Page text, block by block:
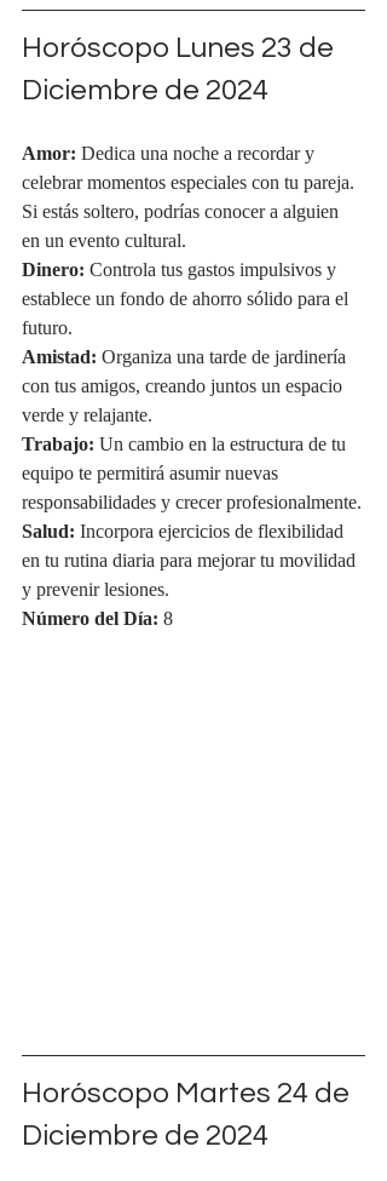
Horóscopo Lunes 23 de
Diciembre de 2024
Amor: Dedica una noche a recordar y
celebrar momentos especiales con tu pareja.
Si estás soltero, podrías conocer a alguien
en un evento cultural.
Dinero: Controla tus gastos impulsivos y
establece un fondo de ahorro sólido para el
futuro.
Amistad: Organiza una tarde de jardinería
con tus amigos, creando juntos un espacio
verde y relajante.
Trabajo: Un cambio en la estructura de tu
equipo te permitirá asumir nuevas
responsabilidades y crecer profesionalmente.
Salud: Incorpora ejercicios de flexibilidad
en tu rutina diaria para mejorar tu movilidad
y prevenir lesiones.
Número del Día: 8
Horóscopo Martes 24 de
Diciembre de 2024